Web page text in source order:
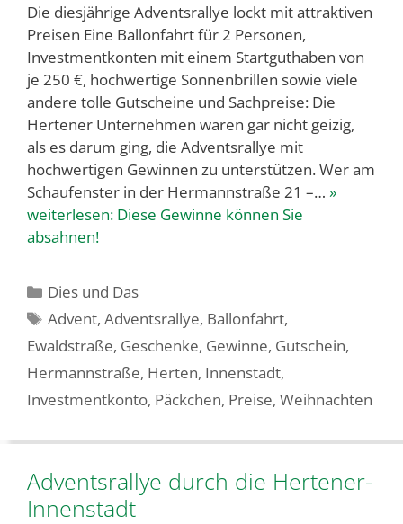
Die diesjährige Adventsrallye lockt mit attraktiven
Preisen Eine Ballonfahrt für 2 Personen,
Investmentkonten mit einem Startguthaben von
je 250 €, hochwertige Sonnenbrillen sowie viele
andere tolle Gutscheine und Sachpreise: Die
Hertener Unternehmen waren gar nicht geizig,
als es darum ging, die Adventsrallye mit
hochwertigen Gewinnen zu unterstützen. Wer am
Schaufenster in der Hermannstraße 21 –… »
weiterlesen: Diese Gewinne können Sie
absahnen!
Kategorien
Dies und Das
Schlagwörter
Advent,Adventsrallye, Ballonfahrt,
Ewaldstraße, Geschenke, Gewinne, Gutschein,
Hermannstraße, Herten, Innenstadt,
Investmentkonto, Päckchen, Preise, Weihnachten
Adventsrallye durch die Hertener-
Innenstadt